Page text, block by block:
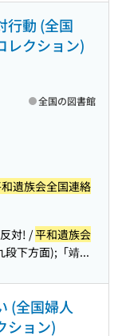
行動 (全国
レクション)
全国の図書館
遺族会全国連絡
対! /平和遺族会
段下方面);「靖...
(全国婦人
ション)